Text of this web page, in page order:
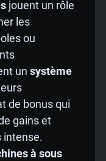
jouent un rôle
les
ou
un système
de bonus qui
gains et
intense.
à sous